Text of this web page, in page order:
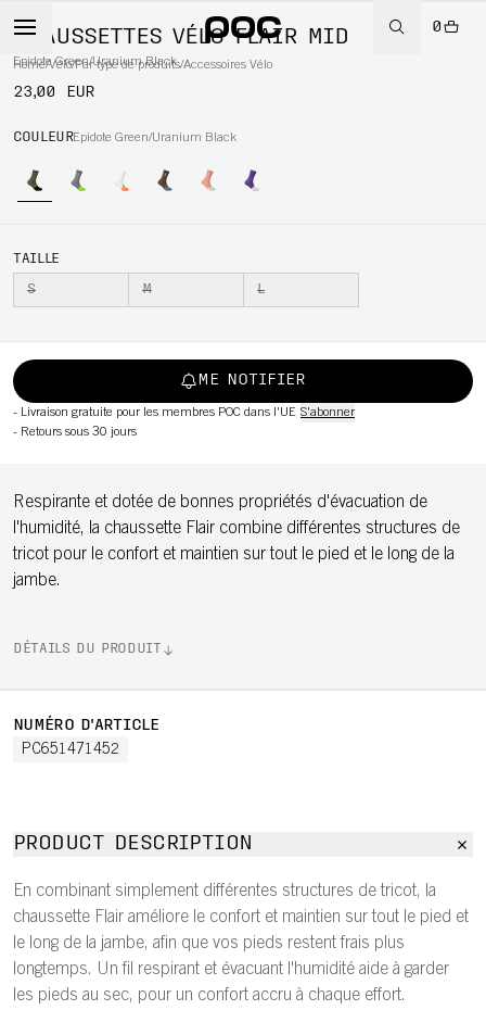
0
Home/Vélo/Par type de produits/Accessoires Vélo
CHAUSSETTES VÉLO FLAIR MID
Epidote Green/Uranium Black
23,00 EUR
COULEUREpidote Green/Uranium Black
TAILLE
S M L
ME NOTIFIER
- Livraison gratuite pour les membres POC dans l'UE S'abonner
- Retours sous 30 jours
Respirante et dotée de bonnes propriétés d'évacuation de
l'humidité, la chaussette Flair combine différentes structures de
tricot pour le confort et maintien sur tout le pied et le long de la
jambe.
DÉTAILS DU PRODUIT
NUMÉRO D'ARTICLE
PC651471452
PRODUCT DESCRIPTION
En combinant simplement différentes structures de tricot, la
chaussette Flair améliore le confort et maintien sur tout le pied et
le long de la jambe, afin que vos pieds restent frais plus
longtemps. Un fil respirant et évacuant l'humidité aide à garder
les pieds au sec, pour un confort accru à chaque effort.